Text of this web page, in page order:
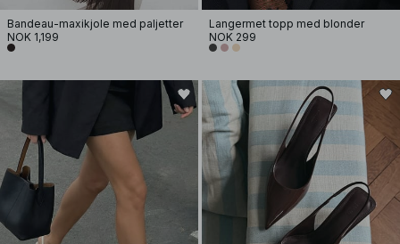
Bandeau-maxikjole med paljetter
NOK 1,199
Langermet topp med blonder
NOK 299